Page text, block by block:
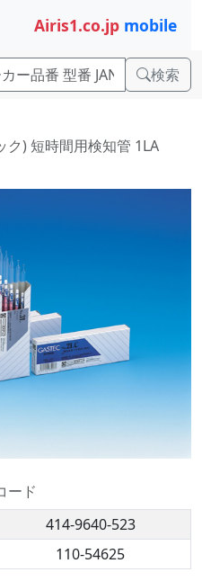
Airis1.co.jp mobile
検索
ク) 短時間用検知管 1LA
ード
414-9640-523
110-54625